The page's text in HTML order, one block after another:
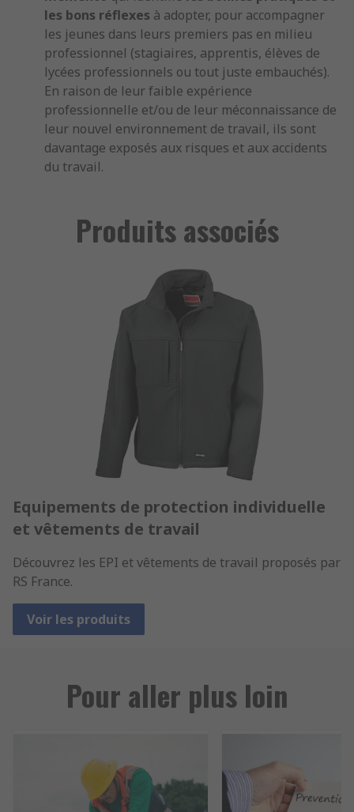
les bons réflexes à adopter, pour accompagner
les jeunes dans leurs premiers pas en milieu
professionnel (stagiaires, apprentis, élèves de
lycées professionnels ou tout juste embauchés).
En raison de leur faible expérience
professionnelle et/ou de leur méconnaissance de
leur nouvel environnement de travail, ils sont
davantage exposés aux risques et aux accidents
du travail.
Produits associés
Equipements de protection individuelle
et vêtements de travail
Découvrez les EPI et vêtements de travail proposés par
RS France.
Voir les produits
Pour aller plus loin